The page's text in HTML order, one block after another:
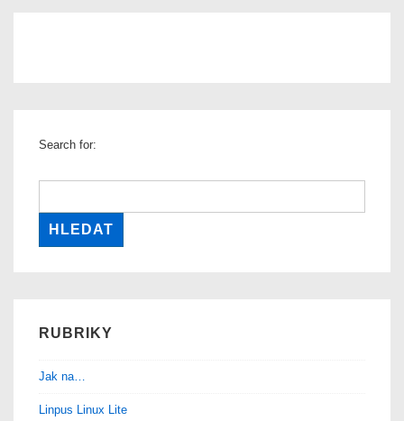
Search for:
RUBRIKY
Jak na…
Linpus Linux Lite